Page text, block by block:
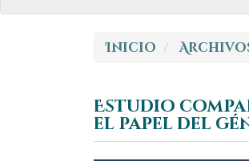
Inicio
Estudio
el papel del